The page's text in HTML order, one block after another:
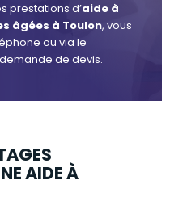
prestations d’aide à
âgées à Toulon, vous
ou via le
de devis.
AIDE À